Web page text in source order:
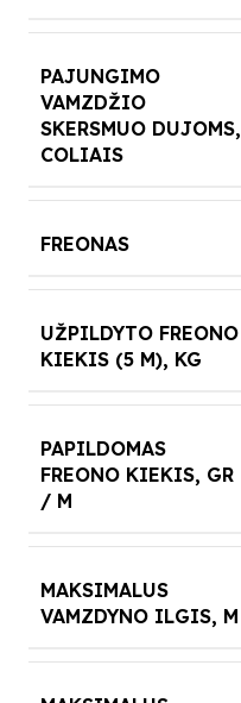
PAJUNGIMO
VAMZDŽIO
SKERSMUO DUJOMS,
COLIAIS
FREONAS
UŽPILDYTO FREONO
KIEKIS (5 M), KG
PAPILDOMAS
FREONO KIEKIS, GR
/ M
MAKSIMALUS
VAMZDYNO ILGIS, M